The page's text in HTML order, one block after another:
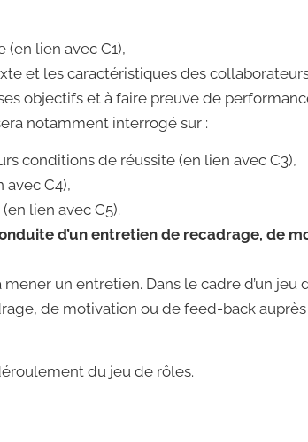
lien avec C1),
et les caractéristiques des
objectifs et à faire preuve de
notamment interrogé sur :
conditions de réussite (en lien avec C3),
C4),
lien avec C5).
d’un entretien de recadrage, de
un entretien. Dans le cadre d’un jeu
de motivation ou de feed-back auprès
du jeu de rôles.